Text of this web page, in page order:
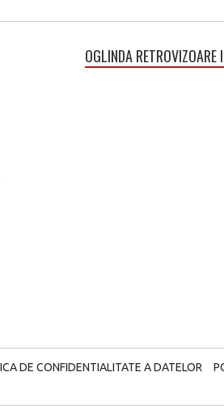
OGLINDA RETROVIZOARE
DE CONFIDENTIALITATE A DATELOR